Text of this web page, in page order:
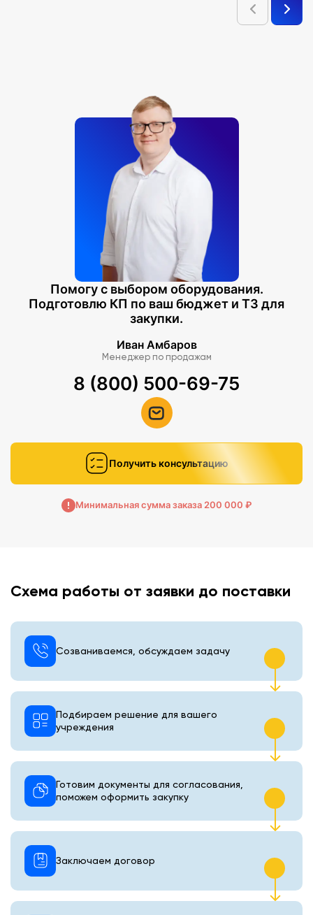
Помогу с выбором оборудования.
Подготовлю КП по ваш бюджет и ТЗ для
закупки.
Иван Амбаров
Менеджер по продажам
8 (800) 500-69-75
Получить консультацию
Минимальная сумма заказа 200 000 ₽
Схема работы от заявки до поставки
Созваниваемся, обсуждаем задачу
Подбираем решение для вашего
учреждения
Готовим документы для согласования,
поможем оформить закупку
Заключаем договор